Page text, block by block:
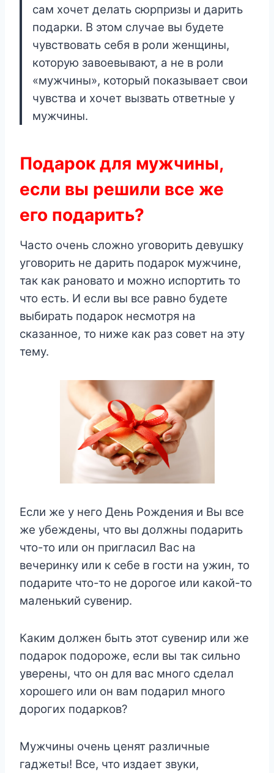
сам хочет делать сюрпризы и дарить
подарки. В этом случае вы будете
чувствовать себя в роли женщины,
которую завоевывают, а не в роли
«мужчины», который показывает свои
чувства и хочет вызвать ответные у
мужчины.
Подарок для мужчины,
если вы решили все же
его подарить?
Часто очень сложно уговорить девушку
уговорить не дарить подарок мужчине,
так как рановато и можно испортить то
что есть. И если вы все равно будете
выбирать подарок несмотря на
сказанное, то ниже как раз совет на эту
тему.
Если же у него День Рождения и Вы все
же убеждены, что вы должны подарить
что-то или он пригласил Вас на
вечеринку или к себе в гости на ужин, то
подарите что-то не дорогое или какой-то
маленький сувенир.
Каким должен быть этот сувенир или же
подарок подороже, если вы так сильно
уверены, что он для вас много сделал
хорошего или он вам подарил много
дорогих подарков?
Мужчины очень ценят различные
гаджеты! Все, что издает звуки,